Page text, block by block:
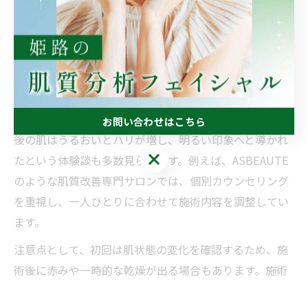
姫路市では、ミネラルを活用した最新の肌質改善施術が
注目されています。特に、ミネラル導入フェイシャルや
美容点滴、イオン導入など、肌の内側からコンディショ
ンを整えるメニューが人気です。
これらの施術は、肌のターンオーバー促進や細胞の活性
化、毛穴やシミ、たるみの改善を目指すものです。施術
後の肌はうるおいとハリが増し、明るい印象へと導かれ
たという体験談も多数見られます。例えば、ASBEAUTE
のような肌質改善専門サロンでは、個別カウンセリング
を重視し、一人ひとりに合わせて施術内容を調整してい
ます。
注意点として、初回は肌状態の変化を確認するため、施
術後に赤みや一時的な乾燥が出る場合もあります。施術
お問い合わせはこちら
お問い合わせはこちら